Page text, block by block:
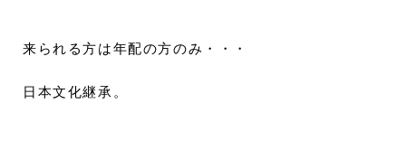
来られる方は年配の方のみ・・・
日本文化継承。